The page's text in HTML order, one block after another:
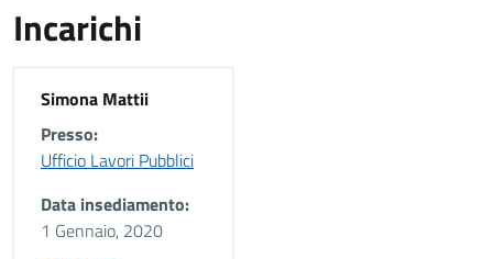
Incarichi
Simona Mattii
Presso:
Ufficio Lavori Pubblici
Data insediamento:
1 Gennaio, 2020